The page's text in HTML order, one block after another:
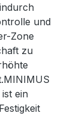
und
Zone
zu
ein